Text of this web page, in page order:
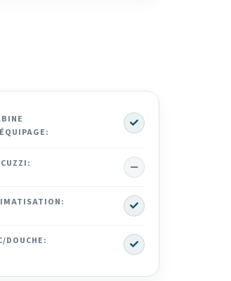
Yes
No
Yes
DOUCHE: Yes